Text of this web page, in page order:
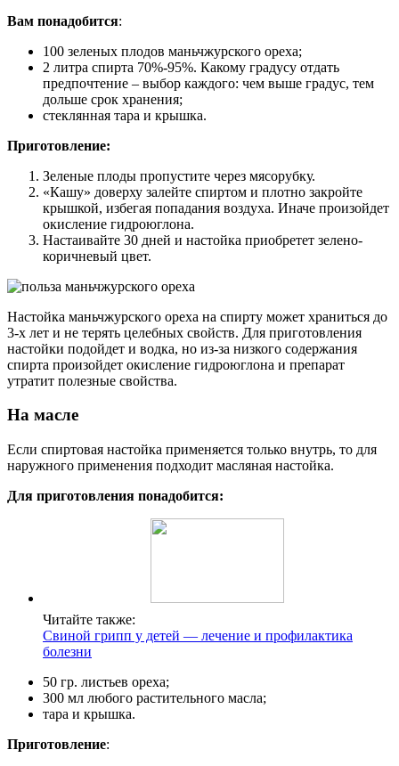
Вам понадобится:
100 зеленых плодов маньчжурского ореха;
2 литра спирта 70%-95%. Какому градусу отдать
предпочтение – выбор каждого: чем выше градус, тем
дольше срок хранения;
стеклянная тара и крышка.
Приготовление:
Зеленые плоды пропустите через мясорубку.
«Кашу» доверху залейте спиртом и плотно закройте
крышкой, избегая попадания воздуха. Иначе произойдет
окисление гидроюглона.
Настаивайте 30 дней и настойка приобретет зелено-
коричневый цвет.
Настойка маньчжурского ореха на спирту может храниться до
3-х лет и не терять целебных свойств. Для приготовления
настойки подойдет и водка, но из-за низкого содержания
спирта произойдет окисление гидроюглона и препарат
утратит полезные свойства.
На масле
Если спиртовая настойка применяется только внутрь, то для
наружного применения подходит масляная настойка.
Для приготовления понадобится:
Читайте также:
Свиной грипп у детей — лечение и профилактика
болезни
50 гр. листьев ореха;
300 мл любого растительного масла;
тара и крышка.
Приготовление: